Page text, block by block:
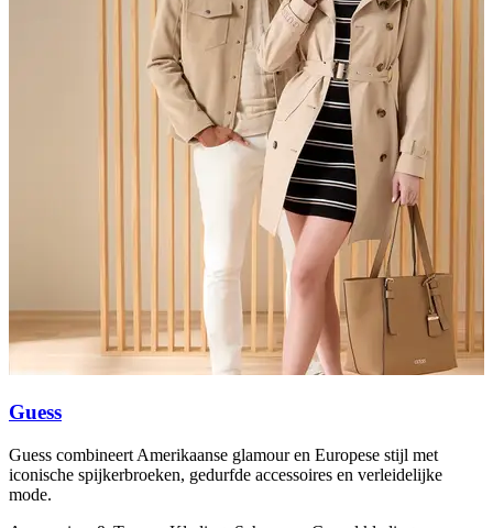
Guess
Guess combineert Amerikaanse glamour en Europese stijl met
iconische spijkerbroeken, gedurfde accessoires en verleidelijke
mode.